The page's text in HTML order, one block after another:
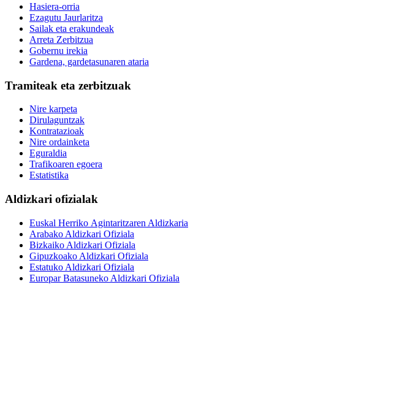
Hasiera-orria
Ezagutu Jaurlaritza
Sailak eta erakundeak
Arreta Zerbitzua
Gobernu irekia
Gardena, gardetasunaren ataria
Tramiteak eta zerbitzuak
Nire karpeta
Dirulaguntzak
Kontratazioak
Nire ordainketa
Eguraldia
Trafikoaren egoera
Estatistika
Aldizkari ofizialak
Euskal Herriko Agintaritzaren Aldizkaria
Arabako Aldizkari Ofiziala
Bizkaiko Aldizkari Ofiziala
Gipuzkoako Aldizkari Ofiziala
Estatuko Aldizkari Ofiziala
Europar Batasuneko Aldizkari Ofiziala